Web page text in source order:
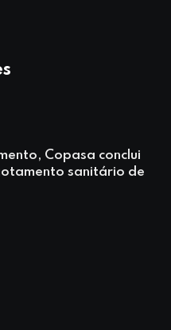
Copasa conclui
sanitário de